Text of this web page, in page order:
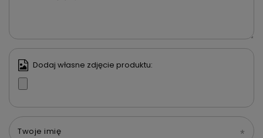
Dodaj własne zdjęcie produktu:
Twoje imię